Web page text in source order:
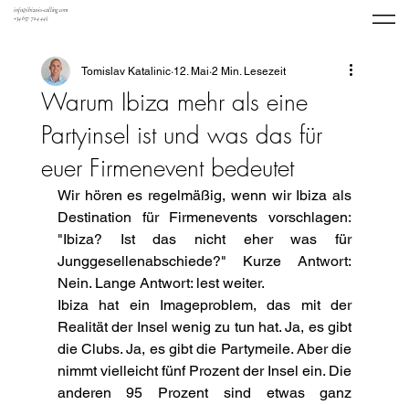
info@ibiza-is-calling.com
+34 637 724 445
Warum Ibiza mehr als eine
Partyinsel ist und was das für
euer Firmenevent bedeutet
Tomislav Katalinic 12. Mai 2 Min. Lesezeit
Wir hören es regelmäßig, wenn wir Ibiza als
Destination für Firmenevents vorschlagen:
"Ibiza? Ist das nicht eher was für
Junggesellenabschiede?" Kurze Antwort:
Nein. Lange Antwort: lest weiter.
Ibiza hat ein Imageproblem, das mit der
Realität der Insel wenig zu tun hat. Ja, es gibt
die Clubs. Ja, es gibt die Partymeile. Aber die
nimmt vielleicht fünf Prozent der Insel ein. Die
anderen 95 Prozent sind etwas ganz